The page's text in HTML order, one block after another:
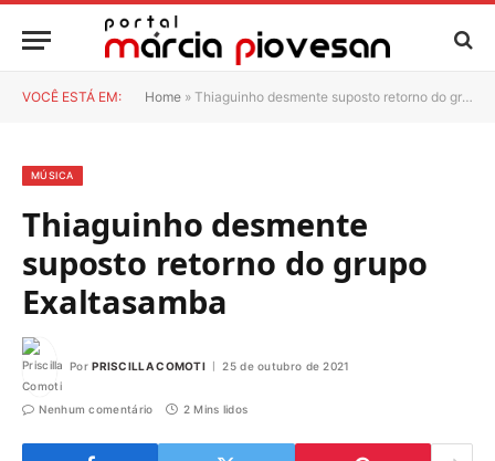
VOCÊ ESTÁ EM: Home » Thiaguinho desmente suposto retorno do grupo Exaltasamba
MÚSICA
Thiaguinho desmente
suposto retorno do grupo
Exaltasamba
Por PRISCILLA COMOTI 25 de outubro de 2021
Nenhum comentário 2 Mins lidos